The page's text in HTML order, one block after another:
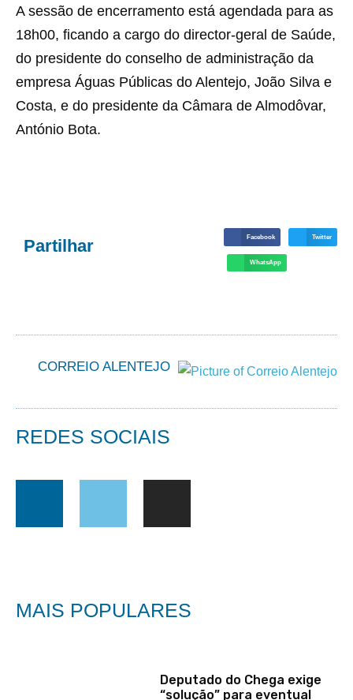
A sessão de encerramento está agendada para as
18h00, ficando a cargo do director-geral de Saúde,
do presidente do conselho de administração da
empresa Águas Públicas do Alentejo, João Silva e
Costa, e do presidente da Câmara de Almodôvar,
António Bota.
Partilhar Facebook Twitter
WhatsApp
CORREIO ALENTEJO
REDES SOCIAIS
MAIS POPULARES
Deputado do Chega exige
“solução” para eventual